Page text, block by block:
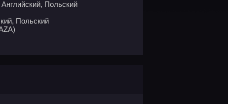
Польский
Польский